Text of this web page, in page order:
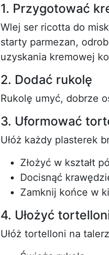
1. Przygotować
Wlej ser ricotta do
starty parmezan,
uzyskania kremowej
2. Dodać rukolę
Rukolę umyć, dobrze
3. Uformować
Ułóż każdy plasterek
Złożyć w kształt
Docisnąć
Zamknij końce w
4. Ułożyć
Ułóż tortelloni na